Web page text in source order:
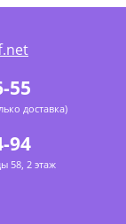
55
доставка)
94
58, 2 этаж